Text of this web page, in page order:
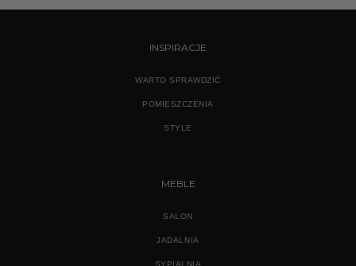
INSPIRACJE
WARTO SPRAWDZIĆ
POMIESZCZENIA
STYLE
MEBLE
SALON
JADALNIA